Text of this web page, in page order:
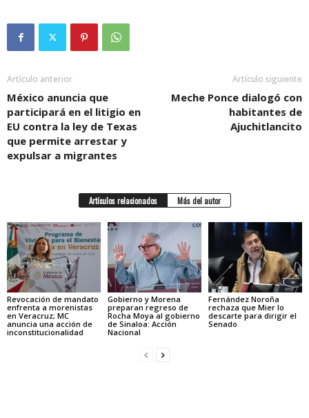
Artículo anterior
México anuncia que
participará en el litigio en
EU contra la ley de Texas
que permite arrestar y
expulsar a migrantes
Artículo siguiente
Meche Ponce dialogó con
habitantes de
Ajuchitlancito
Artículos relacionados Más del autor
Revocación de mandato
enfrenta a morenistas
en Veracruz; MC
anuncia una acción de
inconstitucionalidad
Gobierno y Morena
preparan regreso de
Rocha Moya al gobierno
de Sinaloa: Acción
Nacional
Fernández Noroña
rechaza que Mier lo
descarte para dirigir el
Senado